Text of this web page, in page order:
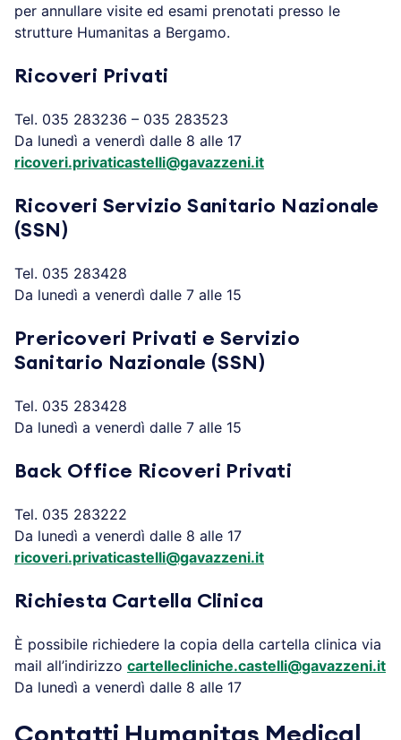
per annullare visite ed esami prenotati presso le
strutture Humanitas a Bergamo.
Ricoveri Privati
Tel. 035 283236 – 035 283523
Da lunedì a venerdì dalle 8 alle 17
ricoveri.privaticastelli@gavazzeni.it
Ricoveri Servizio Sanitario Nazionale
(SSN)
Tel. 035 283428
Da lunedì a venerdì dalle 7 alle 15
Prericoveri Privati e Servizio
Sanitario Nazionale (SSN)
Tel. 035 283428
Da lunedì a venerdì dalle 7 alle 15
Back Office Ricoveri Privati
Tel. 035 283222
Da lunedì a venerdì dalle 8 alle 17
ricoveri.privaticastelli@gavazzeni.it
Richiesta Cartella Clinica
È possibile richiedere la copia della cartella clinica via
mail all’indirizzo cartellecliniche.castelli@gavazzeni.it
Da lunedì a venerdì dalle 8 alle 17
Contatti Humanitas Medical